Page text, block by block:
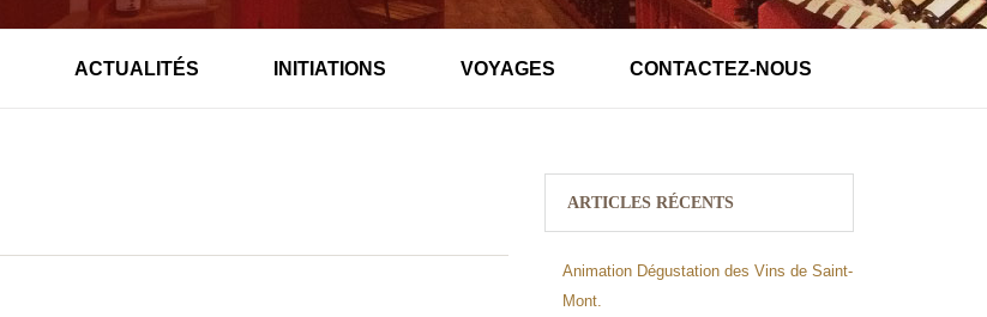
ACTUALITÉS INITIATIONS VOYAGES CONTACTEZ-NOUS
ARTICLES RÉCENTS
Animation Dégustation des Vins de Saint-
Mont.